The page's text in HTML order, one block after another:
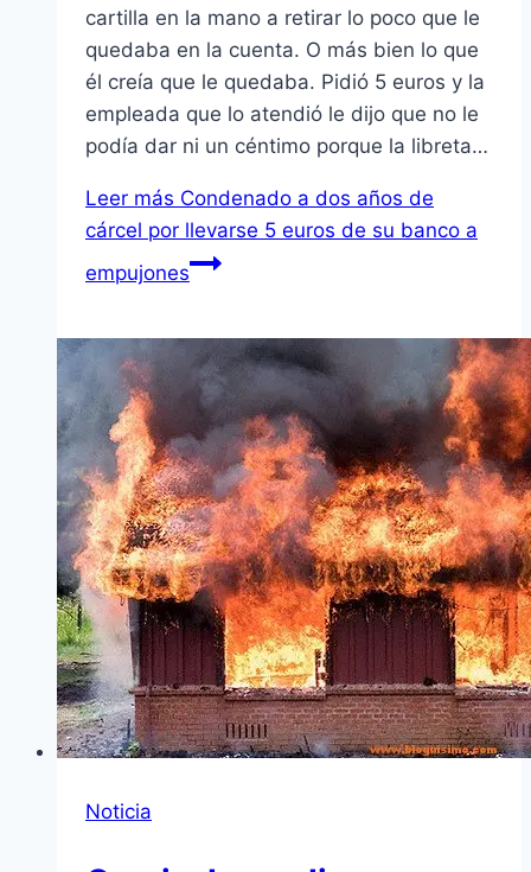
cartilla en la mano a retirar lo poco que le
quedaba en la cuenta. O más bien lo que
él creía que le quedaba. Pidió 5 euros y la
empleada que lo atendió le dijo que no le
podía dar ni un céntimo porque la libreta…
Leer más Condenado a dos años de
cárcel por llevarse 5 euros de su banco a
empujones
Noticia